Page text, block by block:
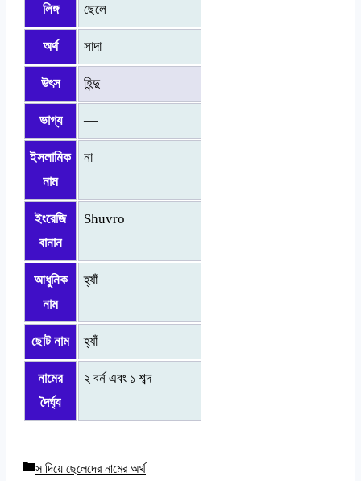
লিঙ্গ ছেলে
অর্থ সাদা
উৎস হিন্দু
ভাগ্য —
ইসলামিক
নাম
না
ইংরেজি
বানান
Shuvro
আধুনিক
নাম
হ্যাঁ
ছোট নাম হ্যাঁ
নামের
দৈর্ঘ্য
২ বর্ন এবং ১ শব্দ
Categories
স দিয়ে ছেলেদের নামের অর্থ